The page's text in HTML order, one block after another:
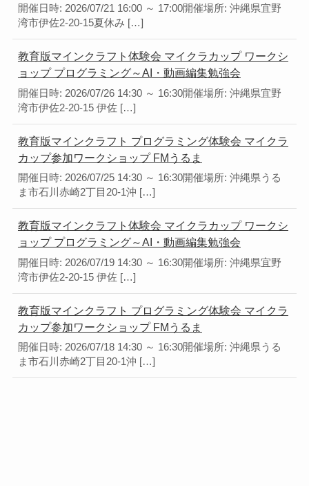
開催日時: 2026/07/21 16:00 ～ 17:00開催場所: 沖縄県宜野
湾市伊佐2-20-15夏休み […]
教育版マインクラフト体験会 マイクラカップ ワークシ
ョップ プログラミング～AI・動画編集勉強会
開催日時: 2026/07/26 14:30 ～ 16:30開催場所: 沖縄県宜野
湾市伊佐2-20-15 伊佐 […]
教育版マインクラフト プログラミング体験会 マイクラ
カップ参加ワークショップ FMうるま
開催日時: 2026/07/25 14:30 ～ 16:30開催場所: 沖縄県うる
ま市石川赤崎2丁目20-1沖 […]
教育版マインクラフト体験会 マイクラカップ ワークシ
ョップ プログラミング～AI・動画編集勉強会
開催日時: 2026/07/19 14:30 ～ 16:30開催場所: 沖縄県宜野
湾市伊佐2-20-15 伊佐 […]
教育版マインクラフト プログラミング体験会 マイクラ
カップ参加ワークショップ FMうるま
開催日時: 2026/07/18 14:30 ～ 16:30開催場所: 沖縄県うる
ま市石川赤崎2丁目20-1沖 […]